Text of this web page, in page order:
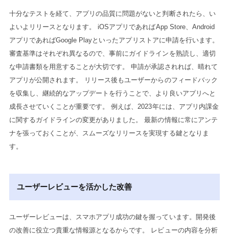
十分なテストを経て、アプリの品質に問題がないと判断されたら、い
よいよリリースとなります。 iOSアプリであればApp Store、Android
アプリであればGoogle Playといったアプリストアに申請を行います。
審査基準はそれぞれ異なるので、事前にガイドラインを熟読し、適切
な申請書類を用意することが大切です。 申請が承認されれば、晴れて
アプリが公開されます。 リリース後もユーザーからのフィードバック
を収集し、継続的なアップデートを行うことで、より良いアプリへと
成長させていくことが重要です。 例えば、2023年には、アプリ内課金
に関するガイドラインの変更がありました。 最新の情報に常にアンテ
ナを張っておくことが、スムーズなリリースを実現する鍵となりま
す。
ユーザーレビューを活かした改善
ユーザーレビューは、スマホアプリ成功の鍵を握っています。開発後
の改善に役立つ貴重な情報源となるからです。 レビューの内容を分析